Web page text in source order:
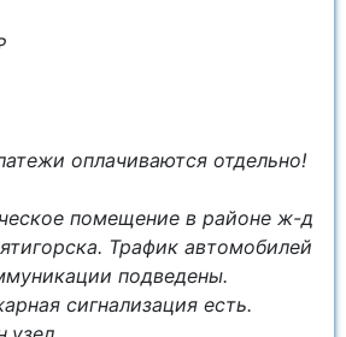
оплачиваются отдельно!
помещение в районе ж-д
Трафик автомобилей
подведены.
сигнализация есть.